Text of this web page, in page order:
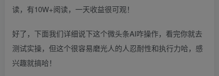
读，有10W+阅读，一天收益很可观！
好了，下面我们详细说下这个微头条AI咋操作，看完你就去
测试实操，但这个很容易磨光人的人忍耐性和执行力哈，感
兴趣就搞哈！